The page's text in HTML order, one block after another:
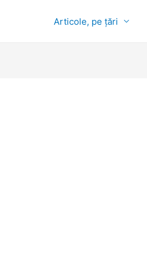
Articole, pe țări